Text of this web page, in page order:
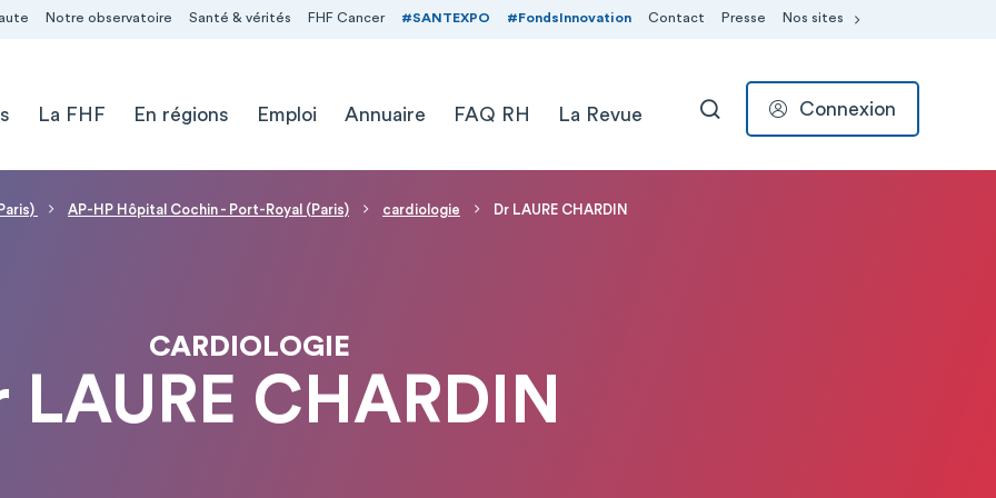
Notre observatoire Santé & vérités FHF Cancer #SANTEXPO #FondsInnovation Contact Presse Nos sites
La FHF En régions Emploi Annuaire FAQ RH La Revue RECHERCHER
Connexion
AP-HP Hôpital Cochin - Port-Royal (Paris) cardiologie Dr LAURE CHARDIN
CARDIOLOGIE
LAURE CHARDIN